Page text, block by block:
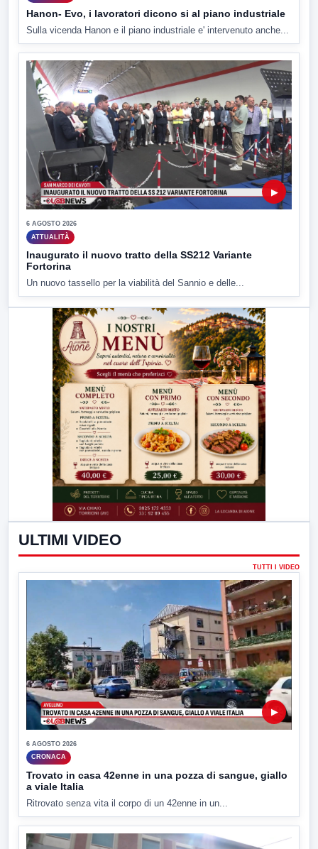
Hanon- Evo, i lavoratori dicono si al piano industriale
Sulla vicenda Hanon e il piano industriale e' intervenuto anche...
▶
6 AGOSTO 2026
ATTUALITÀ
Inaugurato il nuovo tratto della SS212 Variante
Fortorina
Un nuovo tassello per la viabilità del Sannio e delle...
ULTIMI VIDEO
TUTTI I VIDEO
▶
6 AGOSTO 2026
CRONACA
Trovato in casa 42enne in una pozza di sangue, giallo
a viale Italia
Ritrovato senza vita il corpo di un 42enne in un...